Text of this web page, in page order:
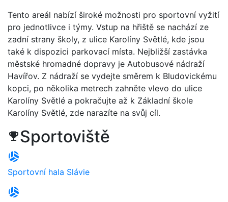
Tento areál nabízí široké možnosti pro sportovní vyžití
pro jednotlivce i týmy. Vstup na hřiště se nachází ze
zadní strany školy, z ulice Karolíny Světlé, kde jsou
také k dispozici parkovací místa. Nejbližší zastávka
městské hromadné dopravy je Autobusové nádraží
Havířov. Z nádraží se vydejte směrem k Bludovickému
kopci, po několika metrech zahněte vlevo do ulice
Karolíny Světlé a pokračujte až k Základní škole
Karolíny Světlé, zde narazíte na svůj cíl.
trophySportoviště
sports_volleyball
Sportovní hala Slávie
sports_volleyball